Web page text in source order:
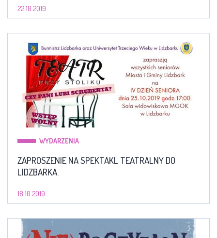
22.10.2019
WYDARZENIA
ZAPROSZENIE NA SPEKTAKL TEATRALNY DO
LIDZBARKA.
18.10.2019